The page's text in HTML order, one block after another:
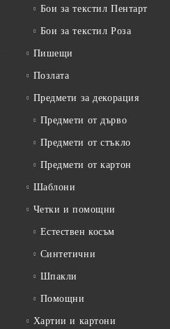
Бои за текстил Пентарт
Бои за текстил Роза
Пишещи
Позлата
Предмети за декорация
Предмети от дърво
Предмети от стъкло
Предмети от картон
Шаблони
Четки и помощни
Естествен косъм
Синтетични
Шпакли
Помощни
Хартии и картони